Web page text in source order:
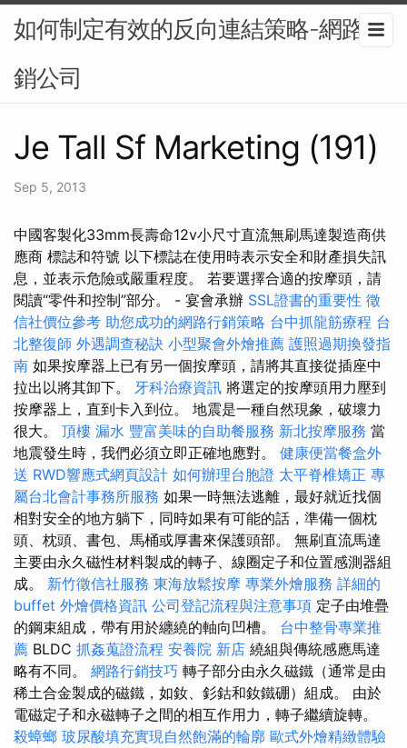
如何制定有效的反向連結策略-網路行
銷公司
Je Tall Sf Marketing (191)
Sep 5, 2013
中國客製化33mm長壽命12v小尺寸直流無刷馬達製造商供
應商 標誌和符號 以下標誌在使用時表示安全和財產損失訊
息，並表示危險或嚴重程度。 若要選擇合適的按摩頭，請
閱讀“零件和控制”部分。 - 宴會承辦 SSL證書的重要性 徵
信社價位參考 助您成功的網路行銷策略 台中抓龍筋療程 台
北整復師 外遇調查秘訣 小型聚會外燴推薦 護照過期換發指
南 如果按摩器上已有另一個按摩頭，請將其直接從插座中
拉出以將其卸下。 牙科治療資訊 將選定的按摩頭用力壓到
按摩器上，直到卡入到位。 地震是一種自然現象，破壞力
很大。 頂樓 漏水 豐富美味的自助餐服務 新北按摩服務 當
地震發生時，我們必須立即正確地應對。 健康便當餐盒外
送 RWD響應式網頁設計 如何辦理台胞證 太平脊椎矯正 專
屬台北會計事務所服務 如果一時無法逃離，最好就近找個
相對安全的地方躺下，同時如果有可能的話，準備一個枕
頭、枕頭、書包、馬桶或厚書來保護頭部。 無刷直流馬達
主要由永久磁性材料製成的轉子、線圈定子和位置感測器組
成。 新竹徵信社服務 東海放鬆按摩 專業外燴服務 詳細的
buffet 外燴價格資訊 公司登記流程與注意事項 定子由堆疊
的鋼束組成，帶有用於纏繞的軸向凹槽。 台中整骨專業推
薦 BLDC 抓姦蒐證流程 安養院 新店 繞組與傳統感應馬達
略有不同。 網路行銷技巧 轉子部分由永久磁鐵（通常是由
稀土合金製成的磁鐵，如釹、釤鈷和釹鐵硼）組成。 由於
電磁定子和永磁轉子之間的相互作用力，轉子繼續旋轉。
殺蟑螂 玻尿酸填充實現自然飽滿的輪廓 歐式外燴精緻體驗